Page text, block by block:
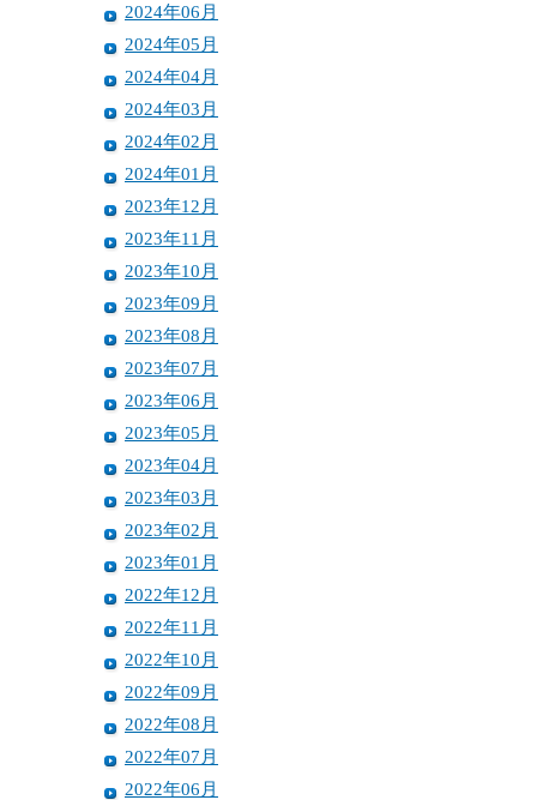
2024年06月
2024年05月
2024年04月
2024年03月
2024年02月
2024年01月
2023年12月
2023年11月
2023年10月
2023年09月
2023年08月
2023年07月
2023年06月
2023年05月
2023年04月
2023年03月
2023年02月
2023年01月
2022年12月
2022年11月
2022年10月
2022年09月
2022年08月
2022年07月
2022年06月